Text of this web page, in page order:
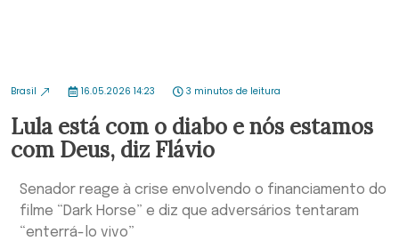
Brasil 16.05.2026 14:23 3 minutos de leitura
Lula está com o diabo e nós estamos
com Deus, diz Flávio
Senador reage à crise envolvendo o financiamento do
filme “Dark Horse” e diz que adversários tentaram
“enterrá-lo vivo”